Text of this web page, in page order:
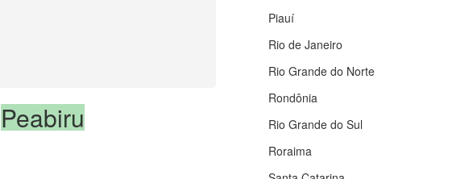
Peabiru
Piauí
Rio de Janeiro
Rio Grande do Norte
Rondônia
Rio Grande do Sul
Roraima